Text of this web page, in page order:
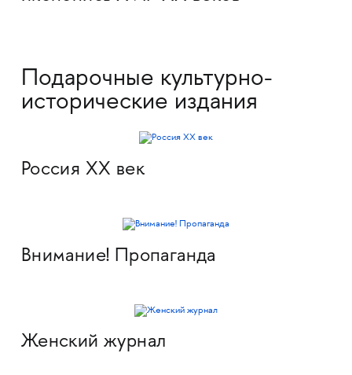
Подарочные культурно-
исторические издания
Россия XX век
Внимание! Пропаганда
Женский журнал